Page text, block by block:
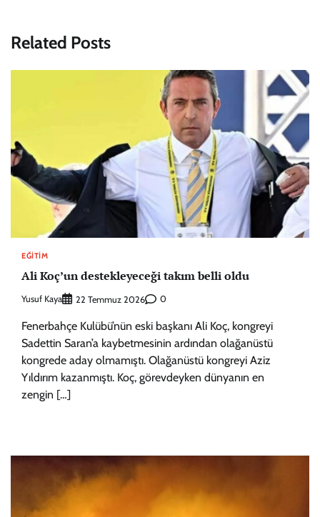
Related Posts
EĞITIM
Ali Koç’un destekleyeceği takım belli oldu
Yusuf Kaya 22 Temmuz 2026 0
Fenerbahçe Kulübü’nün eski başkanı Ali Koç, kongreyi
Sadettin Saran’a kaybetmesinin ardından olağanüstü
kongrede aday olmamıştı. Olağanüstü kongreyi Aziz
Yıldırım kazanmıştı. Koç, görevdeyken dünyanın en
zengin […]